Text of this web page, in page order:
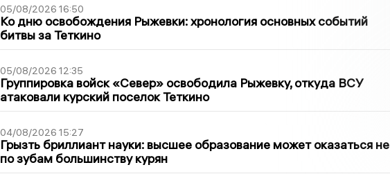
05/08/2026 16:50
Ко дню освобождения Рыжевки: хронология основных событий
битвы за Теткино
05/08/2026 12:35
Группировка войск «Север» освободила Рыжевку, откуда ВСУ
атаковали курский поселок Теткино
04/08/2026 15:27
Грызть бриллиант науки: высшее образование может оказаться не
по зубам большинству курян